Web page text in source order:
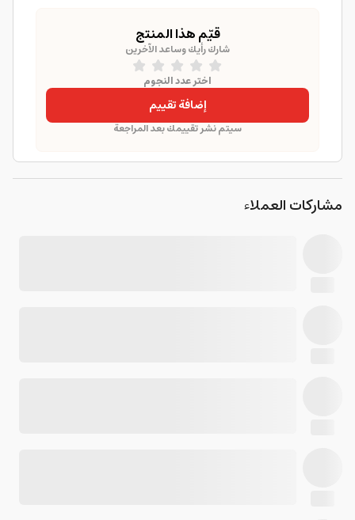
قيّم هذا المنتج
شارك رأيك وساعد الآخرين
اختر عدد النجوم
إضافة تقييم
سيتم نشر تقييمك بعد المراجعة
مشاركات العملاء